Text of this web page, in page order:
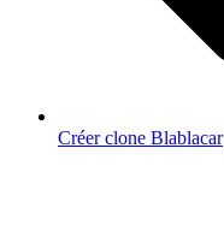
Créer clone Blablacar